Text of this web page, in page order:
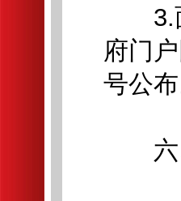
3.面
府门
号公布
六、